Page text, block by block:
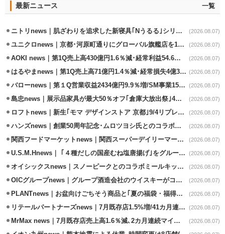
最新ニュース 一覧
ニトリnews｜肌ざわりを追求した新寝具｢Nうるる｣シリーズを発売 (2026.08.07)
ユニクロnews｜京都･河原町通りにグローバル旗艦店を11/6開設 (2026.08.07)
AOKI news｜第1Q売上高430億円1.6％減･経常利益54.6％減 (2026.08.07)
はるやまnews｜第1Q売上高71億円1.4％減･経常損失4億3800万円 (2026.08.07)
バローnews｜第１Q営業収益2434億円9.9％増/SM事業15.5％増と絶好調 (2026.08.07)
島忠news｜展示品家具が最大50％オフ｢倉庫大放出祭｣4店舗限定で開催 (2026.08.07)
ロフトnews｜新生｢モマ デザインストア 京都｣9/4リプレイスオープン (2026.08.07)
ハンズnews｜創業50周年記念･ムロツヨシ氏とのコラボ企画｢ムロハンズ｣開催 (2026.08.07)
関西フードマーケットnews｜関西スーパーデイリーマート蒲生店8/7改装 (2026.08.07)
U.S.M.Hnews｜ ｢４種だしの国産むね塩唐揚げ｣をグループ610店で共同販促 (2026.08.07)
オイシックスnews｜スノーピークとのコラボミールキット8/13発売 (2026.08.07)
OICグループnews｜グループ酒造会社のウイスキーがコンペティション受賞 (2026.08.07)
PLANTnews｜お盆向けごちそう商品と｢夏の福袋・福得カート｣8/8から開催 (2026.08.07)
リテールパートナーズnews｜7月既存店1.5%増/41カ月連続増 (2026.08.07)
MrMax news｜7月既存店売上高1.6％減､2カ月連続マイナス (2026.08.07)